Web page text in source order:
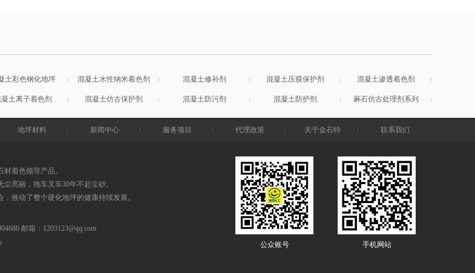
土彩色钢化地坪 混凝土水性纳米着色剂 混凝土修补剂 混凝土压膜保护剂 混凝土渗透着色剂
土离子着色剂 混凝土仿古保护剂 混凝土防污剂 混凝土防护剂 麻石仿古处理剂系列
地坪材料 新闻中心 服务项目 代理政策 关于金石特 联系我们
着色领导产品。
亮丽，拖车叉车30年不起尘砂。
推动了整个硬化地坪的健康持续发展。
邮箱： 1203123@qq.com
公众账号 手机网站